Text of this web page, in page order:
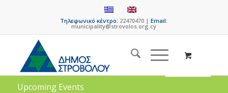
Τηλεφωνικό κέντρο: 22470470 |Email:
municipality@strovolos.org.cy
Upcoming Events